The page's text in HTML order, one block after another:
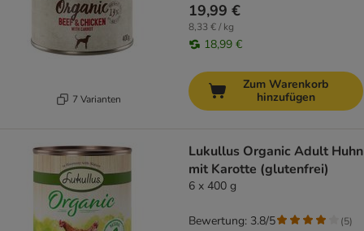
7 Varianten
19,99 €
8,33 € / kg
18,99 €
Zum Warenkorb
hinzufügen
Lukullus Organic Adult Huhn
mit Karotte (glutenfrei)
6 x 400 g
Bewertung: 3.8/5 (5)